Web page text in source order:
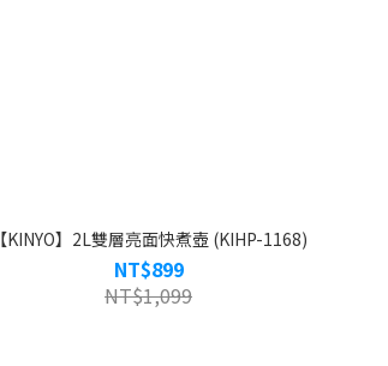
【KINYO】2L雙層亮面快煮壺 (KIHP-1168)
NT$899
NT$1,099